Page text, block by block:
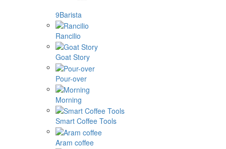
9Barista
Rancilio
Goat Story
Pour-over
Morning
Smart Coffee Tools
Aram coffee